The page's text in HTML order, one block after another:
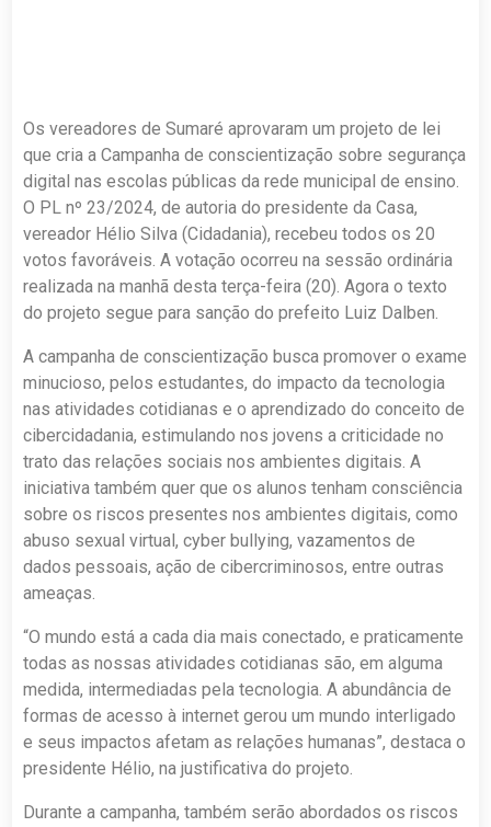
Os vereadores de Sumaré aprovaram um projeto de lei
que cria a Campanha de conscientização sobre segurança
digital nas escolas públicas da rede municipal de ensino.
O PL nº 23/2024, de autoria do presidente da Casa,
vereador Hélio Silva (Cidadania), recebeu todos os 20
votos favoráveis. A votação ocorreu na sessão ordinária
realizada na manhã desta terça-feira (20). Agora o texto
do projeto segue para sanção do prefeito Luiz Dalben.
A campanha de conscientização busca promover o exame
minucioso, pelos estudantes, do impacto da tecnologia
nas atividades cotidianas e o aprendizado do conceito de
cibercidadania, estimulando nos jovens a criticidade no
trato das relações sociais nos ambientes digitais. A
iniciativa também quer que os alunos tenham consciência
sobre os riscos presentes nos ambientes digitais, como
abuso sexual virtual, cyber bullying, vazamentos de
dados pessoais, ação de cibercriminosos, entre outras
ameaças.
“O mundo está a cada dia mais conectado, e praticamente
todas as nossas atividades cotidianas são, em alguma
medida, intermediadas pela tecnologia. A abundância de
formas de acesso à internet gerou um mundo interligado
e seus impactos afetam as relações humanas”, destaca o
presidente Hélio, na justificativa do projeto.
Durante a campanha, também serão abordados os riscos